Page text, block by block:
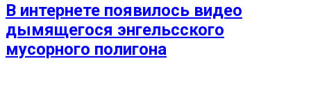
В интернете появилось видео
дымящегося энгельсского
мусорного полигона